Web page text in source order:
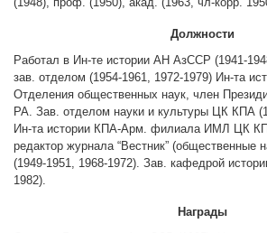
Фотогалерея
Веб ресурсы
Другие академии
Газета "Гитутюн"
Журнал "В мире науки"
Публикации в прессе
Должности
Работал в Ин-те истории АН АзССР (1941-
зав. отделом (1954-1961, 1972-1979) Ин-та
Отделения общественных наук, член
РА. Зав. отделом науки и культуры ЦК КПА
Ин-та истории КПА-Арм. филиала ИМЛ ЦК
редактор журнала “Вестник”
(1949-1951, 1968-1972). Зав. кафедрой
1982).
Награды